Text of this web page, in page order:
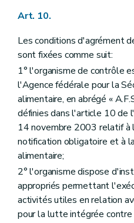
Art. 10.
Les conditions d'agrément
sont fixées comme suit:
1° l'organisme de contrôle
l'Agence fédérale pour la
alimentaire, en abrégé «
définies dans l'article 10 de
14 novembre 2003 relatif à
notification obligatoire et à
alimentaire;
2° l'organisme dispose
appropriés permettant
activités utiles en relation
pour la lutte intégrée